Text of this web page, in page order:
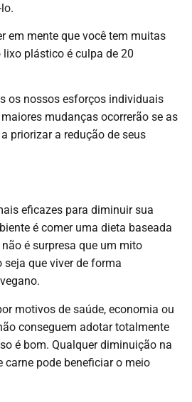
em mente que você tem muitas
lixo plástico é culpa de 20
os nossos esforços individuais
mudanças ocorrerão se as
priorizar a redução de seus
eficazes para diminuir sua
é comer uma dieta baseada
é surpresa que um mito
que viver de forma
motivos de saúde, economia ou
conseguem adotar totalmente
é bom. Qualquer diminuição na
carne pode beneficiar o meio